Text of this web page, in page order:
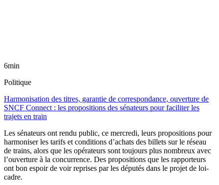
6min
Politique
Harmonisation des titres, garantie de correspondance, ouverture de
SNCF Connect : les propositions des sénateurs pour faciliter les
trajets en train
Les sénateurs ont rendu public, ce mercredi, leurs propositions pour
harmoniser les tarifs et conditions d’achats des billets sur le réseau
de trains, alors que les opérateurs sont toujours plus nombreux avec
l’ouverture à la concurrence. Des propositions que les rapporteurs
ont bon espoir de voir reprises par les députés dans le projet de loi-
cadre.